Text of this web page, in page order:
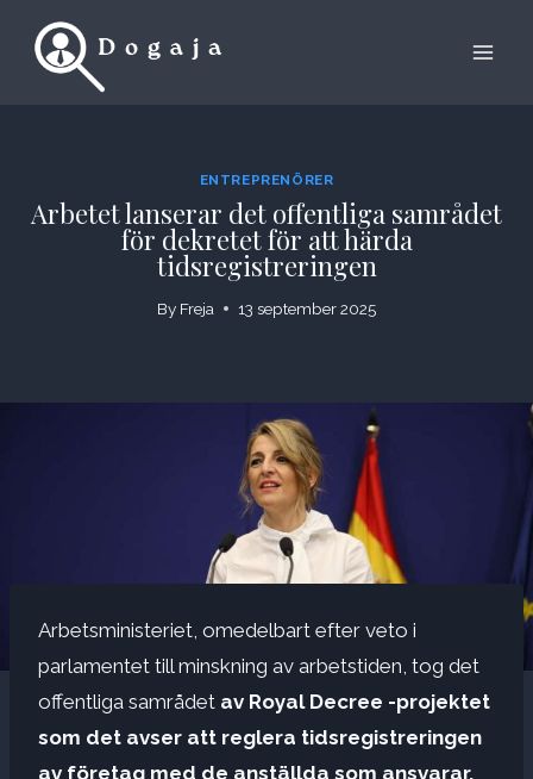
ENTREPRENÖRER
Arbetet lanserar det offentliga samrådet
för dekretet för att härda
tidsregistreringen
By Freja 13 september 2025
Arbetsministeriet, omedelbart efter veto i
parlamentet till minskning av arbetstiden, tog det
offentliga samrådet av Royal Decree -projektet
som det avser att reglera tidsregistreringen
av företag med de anställda som ansvarar.